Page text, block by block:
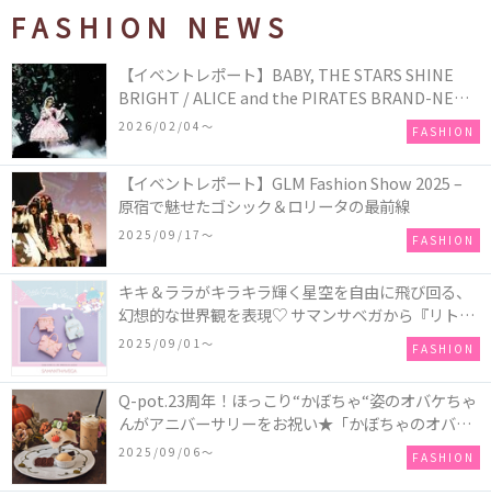
FASHION NEWS
【イベントレポート】BABY, THE STARS SHINE
BRIGHT / ALICE and the PIRATES BRAND-NEW
COLLECTION in TOKYO
2026/02/04〜 FASHION
【イベントレポート】GLM Fashion Show 2025 –
原宿で魅せたゴシック＆ロリータの最前線
2025/09/17〜 FASHION
キキ＆ララがキラキラ輝く星空を自由に飛び回る、
幻想的な世界観を表現♡ サマンサベガから『リトル
ツインスターズ』50周年アニバーサリーイヤー』を
2025/09/01〜 FASHION
Q-pot.23周年！ほっこり“かぼちゃ“姿のオバケちゃ
んがアニバーサリーをお祝い★「かぼちゃのオバケ
ーキアクセサリー」が新発売！Q-pot CAFE.では
「かぼちゃのオバケーキプレート」も登場
2025/09/06〜 FASHION